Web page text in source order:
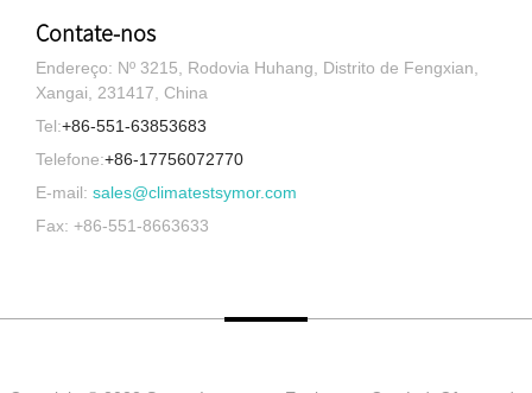
Contate-nos
Endereço: Nº 3215, Rodovia Huhang, Distrito de Fengxian,
Xangai, 231417, China
Tel:+86-551-63853683
Telefone:+86-17756072770
E-mail: sales@climatestsymor.com
Fax: +86-551-8663633